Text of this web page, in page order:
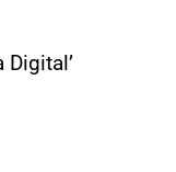
Digital’